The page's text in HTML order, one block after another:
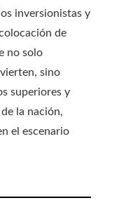
inversionistas y
de
no solo
sino
superiores y
la nación,
el escenario